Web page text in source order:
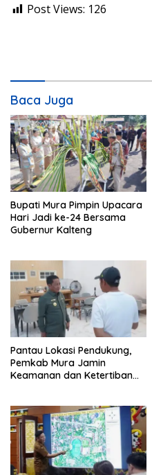
Post Views: 126
Baca Juga
Bupati Mura Pimpin Upacara
Hari Jadi ke-24 Bersama
Gubernur Kalteng
Pantau Lokasi Pendukung,
Pemkab Mura Jamin
Keamanan dan Ketertiban